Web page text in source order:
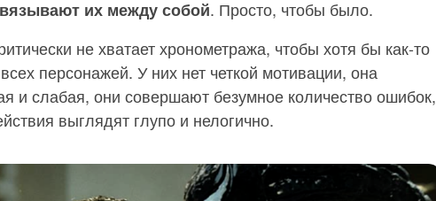
их между собой. Просто, чтобы было.
не хватает хронометража, чтобы хотя бы как-то
персонажей. У них нет четкой мотивации, она
и слабая, они совершают безумное количество ошибок,
выглядят глупо и нелогично.